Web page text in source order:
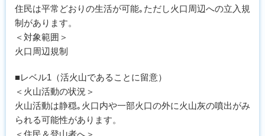
住民は平常どおりの生活が可能｡ただし火口周辺への立入規
制があります。
＜対象範囲＞
火口周辺規制
■レベル1（活火山であることに留意）
＜火山活動の状況＞
火山活動は静穏｡火口内や一部火口の外に火山灰の噴出がみ
られる可能性があります。
＜住民＆登山者へ＞